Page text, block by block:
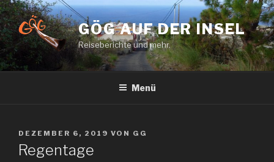
Zum
Inhalt
springen
GÖG AUF DER INSEL
Reiseberichte und mehr.
Menü
VERÖFFENTLICHT
AM
DEZEMBER 6, 2019 VON GG
Regentage